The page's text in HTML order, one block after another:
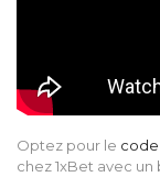
Optez pour le code
chez 1xBet avec